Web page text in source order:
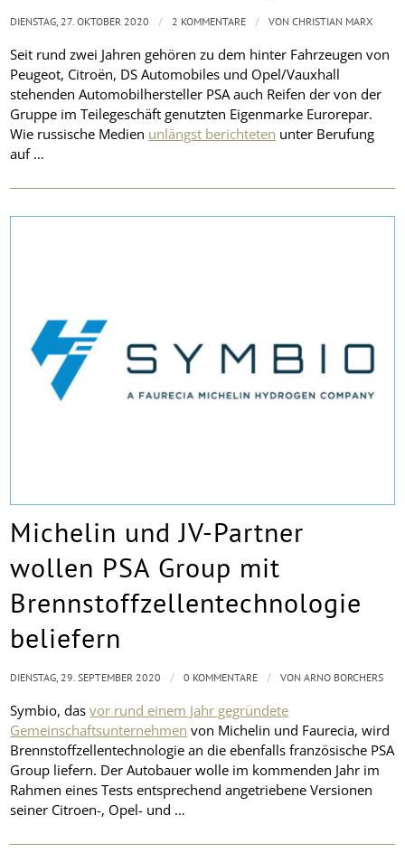
Seit rund zwei Jahren gehören zu dem hinter Fahrzeugen von
Peugeot, Citroën, DS Automobiles und Opel/Vauxhall
stehenden Automobilhersteller PSA auch Reifen der von der
Gruppe im Teilegeschäft genutzten Eigenmarke Eurorepar.
Wie russische Medien unlängst berichteten unter Berufung
auf …
DIENSTAG, 27. OKTOBER 2020 / 2 KOMMENTARE / VONCHRISTIAN MARX
Michelin und JV-Partner
wollen PSA Group mit
Brennstoffzellentechnologie
beliefern
Symbio, dasvor rund einem Jahr gegründete
Gemeinschaftsunternehmen von Michelin und Faurecia, wird
Brennstoffzellentechnologie an die ebenfalls französische PSA
Group liefern. Der Autobauer wolle im kommenden Jahr im
Rahmen eines Tests entsprechend angetriebene Versionen
seiner Citroen-, Opel- und …
DIENSTAG, 29. SEPTEMBER 2020 / 0 KOMMENTARE / VONARNO BORCHERS